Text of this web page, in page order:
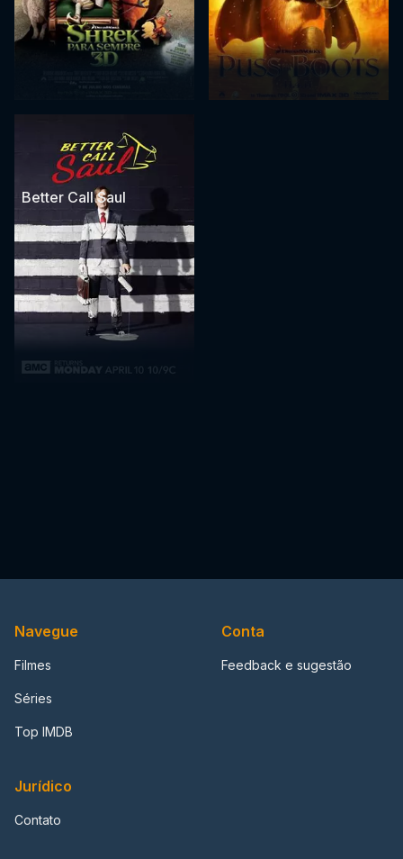
Better Call Saul
Navegue
Filmes
Séries
Top IMDB
Conta
Feedback e sugestão
Jurídico
Contato